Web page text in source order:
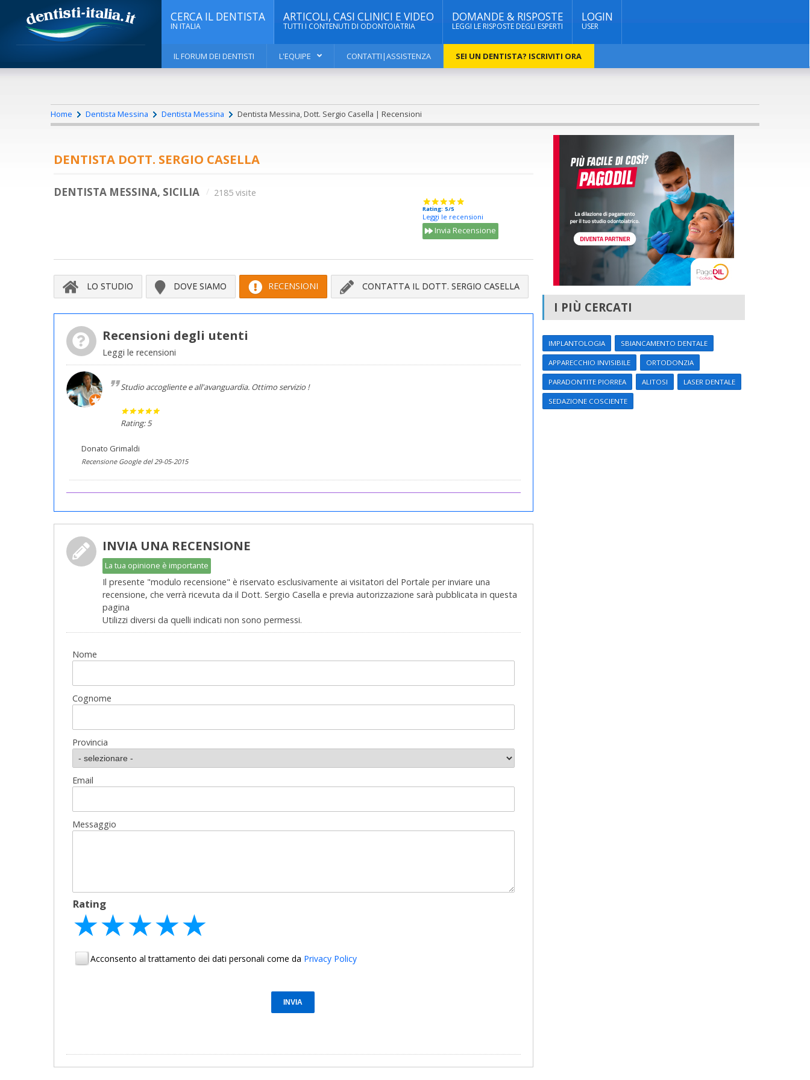
CERCA IL DENTISTA
IN ITALIA
ARTICOLI, CASI CLINICI E VIDEO
TUTTI I CONTENUTI DI ODONTOIATRIA
DOMANDE & RISPOSTE
LEGGI LE RISPOSTE DEGLI ESPERTI
LOGIN
USER
IL FORUM DEI DENTISTI L'EQUIPE CONTATTI|ASSISTENZA SEI UN DENTISTA? ISCRIVITI ORA
Home Dentista Messina Dentista Messina Dentista Messina, Dott. Sergio Casella | Recensioni
DENTISTA DOTT. SERGIO CASELLA
DENTISTA MESSINA, SICILIA 2185 visite
Rating: 5/5
Leggi le recensioni
Invia Recensione
LO STUDIO DOVE SIAMO RECENSIONI CONTATTA IL DOTT. SERGIO CASELLA
Recensioni degli utenti
Leggi le recensioni
Studio accogliente e all'avanguardia. Ottimo servizio !
Rating: 5
Donato Grimaldi
Recensione Google del 29-05-2015
I PIÙ CERCATI
IMPLANTOLOGIA SBIANCAMENTO DENTALE
APPARECCHIO INVISIBILE ORTODONZIA
PARADONTITE PIORREA ALITOSI LASER DENTALE
SEDAZIONE COSCIENTE
INVIA UNA RECENSIONE
La tua opinione è importante
Il presente "modulo recensione" è riservato esclusivamente ai visitatori del Portale per inviare una
recensione, che verrà ricevuta da il Dott. Sergio Casella e previa autorizzazione sarà pubblicata in questa
pagina
Utilizzi diversi da quelli indicati non sono permessi.
Nome
Cognome
Provincia
Email
Messaggio
Rating
★
★★
★★★
★★★★
★★★★★
Acconsento al trattamento dei dati personali come da Privacy Policy